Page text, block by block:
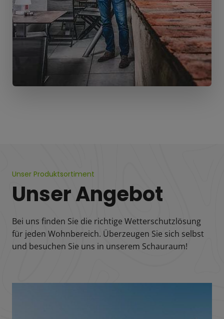
Unser Produktsortiment
Unser Angebot
Bei uns finden Sie die richtige Wetterschutzlösung
für jeden Wohnbereich. Überzeugen Sie sich selbst
und besuchen Sie uns in unserem Schauraum!